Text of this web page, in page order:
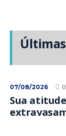
07/08/2026
Sua